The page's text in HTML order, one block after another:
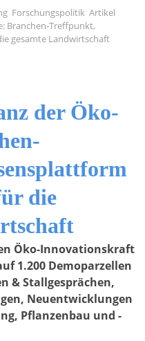
Forschungspolitik Artikel
Branchen-Treffpunkt,
gesamte Landwirtschaft
der Öko-
die
Öko-Innovationskraft
1.200 Demoparzellen
& Stallgesprächen,
Neuentwicklungen
Pflanzenbau und -